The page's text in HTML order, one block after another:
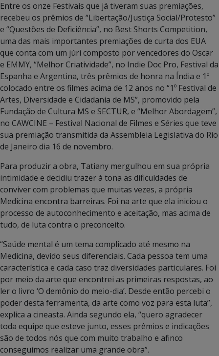
Entre os onze Festivais que já tiveram suas premiações,
recebeu os prêmios de “Libertação/Justiça Social/Protesto”
e “Questões de Deficiência”, no Best Shorts Competition,
uma das mais importantes premiações de curta dos EUA
que conta com um júri composto por vencedores do Oscar
e EMMY, “Melhor Criatividade”, no Indie Doc Pro, Festival da
Espanha e Argentina, três prêmios de honra na Índia e 1º
colocado entre os filmes acima de 12 anos no “1º Festival de
Artes, Diversidade e Cidadania de MS”, promovido pela
Fundação de Cultura MS e SECTUR, e “Melhor Abordagem”,
no CAWCINE – Festival Nacional de Filmes e Séries que teve
sua premiação transmitida da Assembleia Legislativa do Rio
de Janeiro dia 16 de novembro.
Para produzir a obra, Tatiany mergulhou em sua própria
intimidade e decidiu trazer à tona as dificuldades de
conviver com problemas que muitas vezes, a própria
Medicina encontra barreiras. Foi na arte que ela iniciou o
processo de autoconhecimento e aceitação, mas acima de
tudo, de luta contra o preconceito.
“Saúde mental é um tema complicado até mesmo na
Medicina, devido seus diferenciais. Cada pessoa tem uma
característica e cada caso traz diversidades particulares. Foi
por meio da arte que encontrei as primeiras respostas, ao
ler o livro ‘O demônio do meio-dia’. Desde então percebi o
poder desta ferramenta, da arte como voz para esta luta”,
explica a cineasta. Ainda segundo ela, “quero agradecer
toda equipe que esteve junto, esses prêmios e indicações
são de todos nós que com muito trabalho e afinco
conseguimos realizar uma grande obra”.